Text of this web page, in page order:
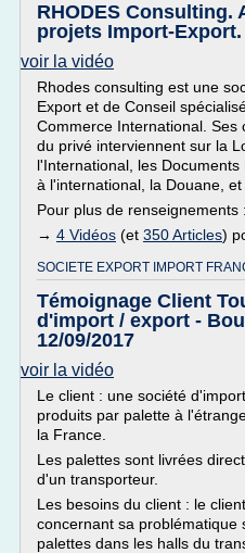
RHODES Consulting.
projets Import-Export.
voir la vidéo
Rhodes consulting est une
Export et de Conseil
Commerce International.
du privé interviennent sur la
l'International, les
à l'international, la Douane, et
Pour plus de
→ 4 Vidéos (et 350 Articles)
SOCIETE EXPORT IMPORT
Témoignage Client
d'import / export -
12/09/2017
voir la vidéo
Le client : une société
produits par palette à
la France.
Les palettes sont livrées
d'un transporteur.
Les besoins du client : le
concernant sa problématique
palettes dans les halls du